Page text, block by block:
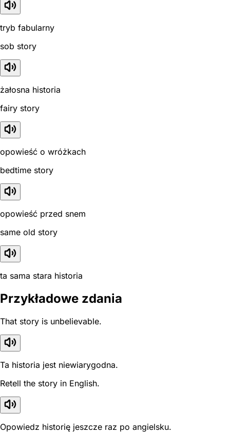
tryb fabularny
sob story
żałosna historia
fairy story
opowieść o wróżkach
bedtime story
opowieść przed snem
same old story
ta sama stara historia
Przykładowe zdania
That story is unbelievable.
Ta historia jest niewiarygodna.
Retell the story in English.
Opowiedz historię jeszcze raz po angielsku.